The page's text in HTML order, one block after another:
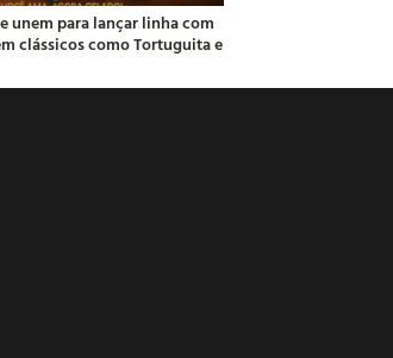
unem para lançar linha com
clássicos como Tortuguita e